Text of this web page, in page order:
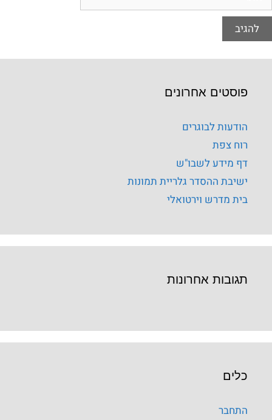
פוסטים אחרונים
הודעות לבוגרים
רוח צפת
דף מידע לשבו"ש
ישיבת ההסדר גלריית תמונות
בית מדרש וירטואלי
תגובות אחרונות
כלים
התחבר